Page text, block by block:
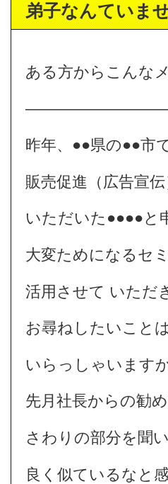
弟子なんていま
ある方からこんな
昨年、●●県の●●市
販売促進（広告宣
いただいた●●●●と
大変ためになるセ
活用させて いただ
お尋ねしたいこと
いらっしゃいます
先月社長からの勧
さわりの部分を聞
良く似ているなと